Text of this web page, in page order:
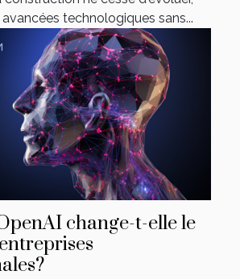
technologiques sans...
change-t-elle le